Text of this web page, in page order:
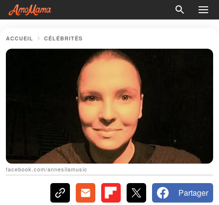
ACCUEIL CÉLÉBRITÉS
facebook.com/annesilamusic
Partager